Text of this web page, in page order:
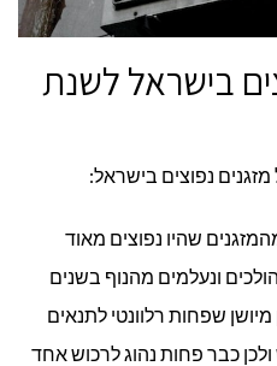
בישראל לשנת
נפוצים בישראל:
שהיו נפוצים מאוד
ונעלמים מהנוף בשנים
שפחות רלוונטי לתנאים
כבר פחות נהוג לרכוש אחד